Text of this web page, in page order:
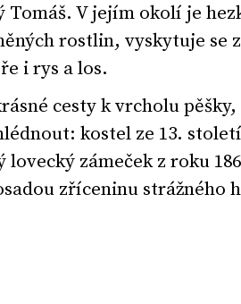
Tomáš. V jejím okolí je
rostlin, vyskytuje se
i rys a los.
cesty k vrcholu
kostel ze 13.
lovecký zámeček z roku
zříceninu strážného